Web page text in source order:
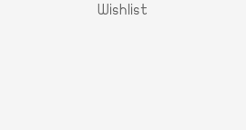
Wishlist